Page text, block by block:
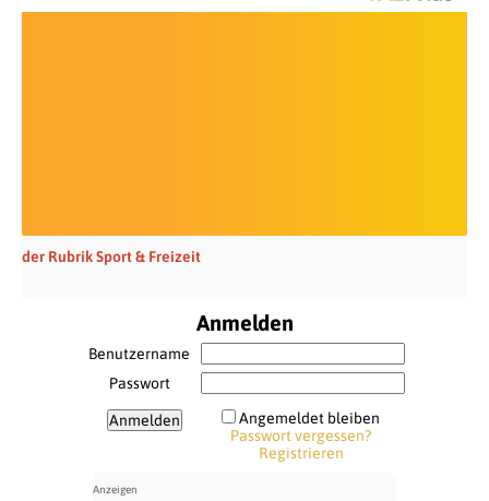
der Rubrik Sport & Freizeit
Anmelden
Benutzername
Passwort
Angemeldet bleiben
Passwort vergessen?
Registrieren